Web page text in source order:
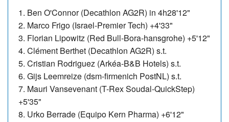
1. Ben O'Connor (Decathlon AG2R) in 4h28'12"
2. Marco Frigo (Israel-Premier Tech) +4'33"
3. Florian Lipowitz (Red Bull-Bora-hansgrohe) +5'12"
4. Clément Berthet (Decathlon AG2R) s.t.
5. Cristian Rodriguez (Arkéa-B&B Hotels) s.t.
6. Gijs Leemreize (dsm-firmenich PostNL) s.t.
7. Mauri Vansevenant (T-Rex Soudal-QuickStep)
+5'35"
8. Urko Berrade (Equipo Kern Pharma) +6'12"